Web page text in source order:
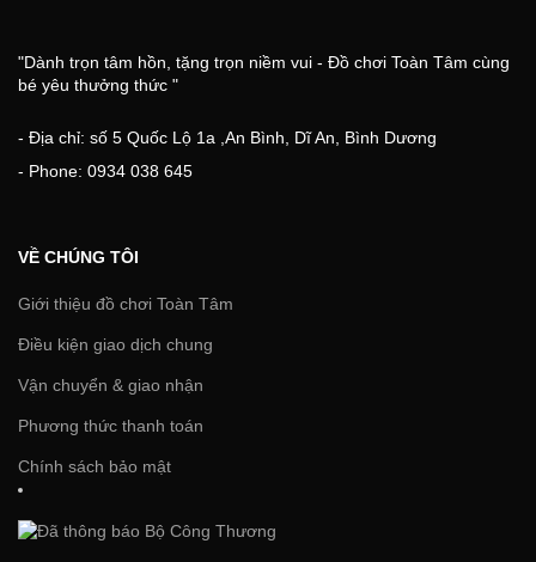
"Dành trọn tâm hồn, tặng trọn niềm vui - Đồ chơi Toàn Tâm cùng
bé yêu thưởng thức "
- Địa chỉ: số 5 Quốc Lộ 1a ,An Bình, Dĩ An, Bình Dương
- Phone: 0934 038 645
VỀ CHÚNG TÔI
Giới thiệu đồ chơi Toàn Tâm
Điều kiện giao dịch chung
Vận chuyển & giao nhận
Phương thức thanh toán
Chính sách bảo mật